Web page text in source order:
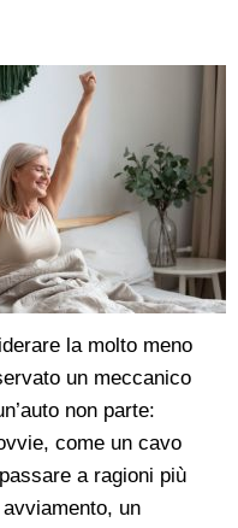
la molto meno
un meccanico
non parte:
come un cavo
a ragioni più
un